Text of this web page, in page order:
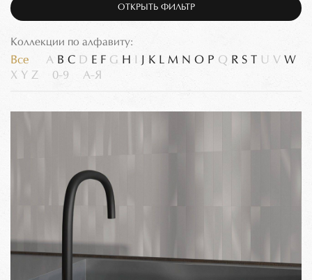
ОТКРЫТЬ ФИЛЬТР
Коллекции по алфавиту:
Все A B C D E F G H J K L M N O P Q R S T U V W
X Y Z 0-9 А-Я